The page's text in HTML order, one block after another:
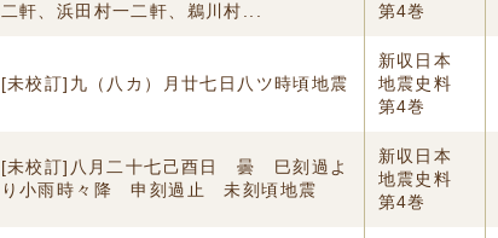
二軒、浜田村一二軒、鵜川村...
第4巻
[未校訂]九（八カ）月廿七日八ツ時頃地震
新収日本
地震史料
第4巻
[未校訂]八月二十七己酉日 曇 巳刻過よ
り小雨時々降 申刻過止 未刻頃地震
新収日本
地震史料
第4巻